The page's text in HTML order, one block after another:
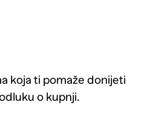
koja ti pomaže donijeti
o kupnji.